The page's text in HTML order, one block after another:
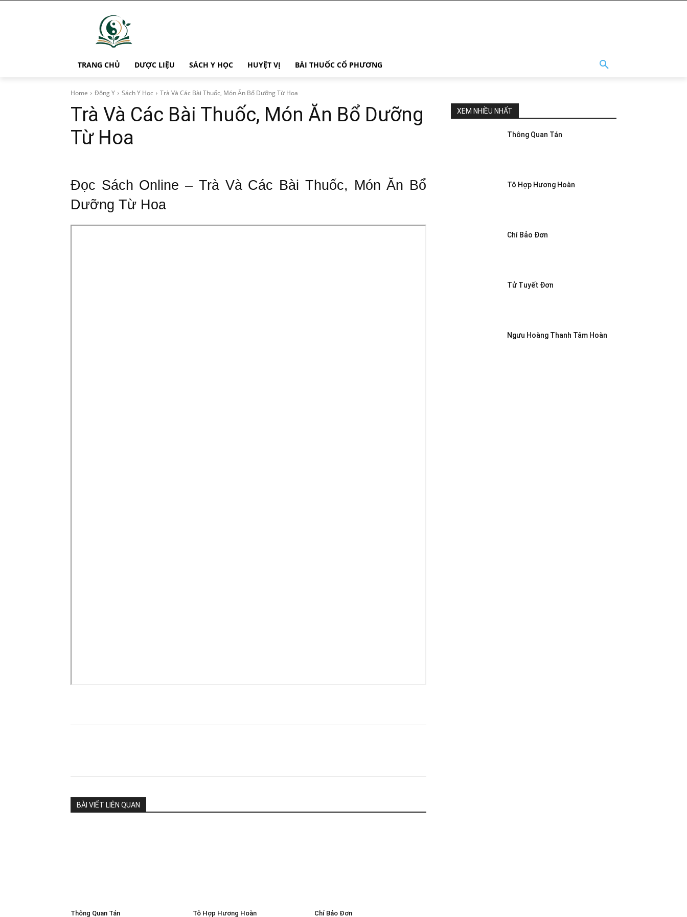
TRANG CHỦ DƯỢC LIỆU SÁCH Y HỌC HUYỆT VỊ BÀI THUỐC CỔ PHƯƠNG
Home Đông Y Sách Y Học Trà Và Các Bài Thuốc, Món Ăn Bổ Dưỡng Từ Hoa
Trà Và Các Bài Thuốc, Món Ăn Bổ Dưỡng
Từ Hoa
Đọc Sách Online – Trà Và Các Bài Thuốc, Món Ăn Bổ
Dưỡng Từ Hoa
BÀI VIẾT LIÊN QUAN
Thông Quan Tán Tô Hợp Hương Hoàn Chí Bảo Đơn
XEM NHIỀU NHẤT
Thông Quan Tán
Tô Hợp Hương Hoàn
Chí Bảo Đơn
Tử Tuyết Đơn
Ngưu Hoàng Thanh Tâm Hoàn